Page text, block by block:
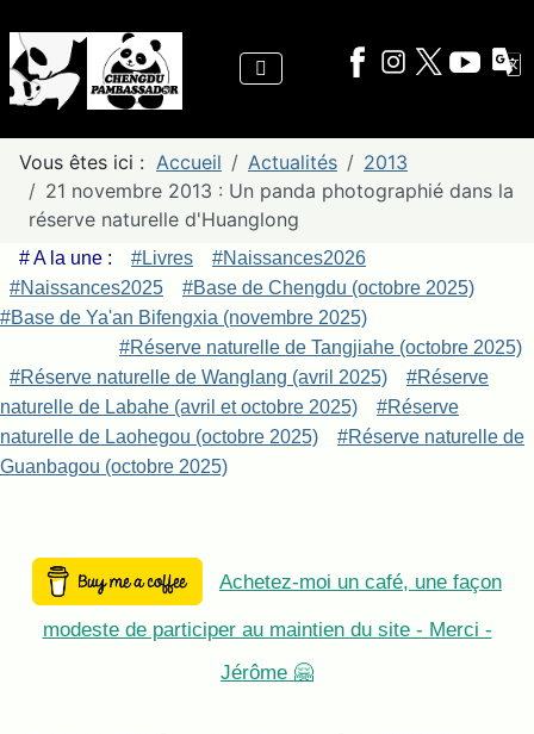
Vous êtes ici : Accueil Actualités
2013
21 novembre 2013 : Un panda photographié dans la
réserve naturelle d'Huanglong
# A la une : #Livres
#Naissances2026
#Naissances2025
#Base de Chengdu (octobre 2025)
#Base de Ya'an Bifengxia (novembre 2025)
#Réserve naturelle de Tangjiahe (octobre 2025)
#Réserve naturelle de Wanglang (avril 2025)
#Réserve
naturelle de Labahe (avril et octobre 2025)
#Réserve
naturelle de Laohegou (octobre 2025)
#Réserve naturelle de
Guanbagou (octobre 2025)
Achetez-moi un café, une façon
modeste de participer au maintien du site - Merci -
Jérôme 🤗